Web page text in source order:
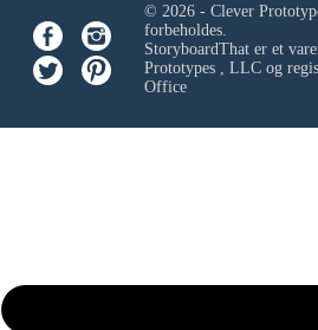
© 2026 - Clever
forbeholdes.
StoryboardThat er et
Prototypes , LLCog
Office